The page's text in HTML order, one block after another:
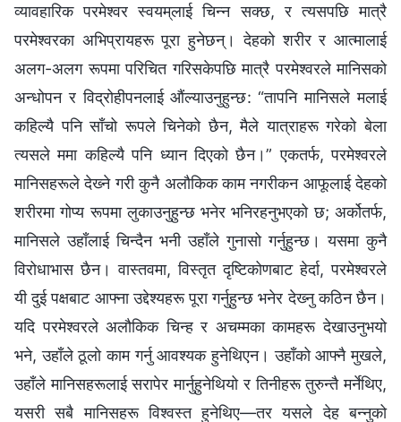
व्यावहारिक परमेश्‍वर स्वयम्‌लाई चिन्‍न सक्छ, र त्यसपछि मात्रै
परमेश्‍वरका अभिप्रायहरू पूरा हुनेछन्। देहको शरीर र आत्मालाई
अलग-अलग रूपमा परिचित गरिसकेपछि मात्रै परमेश्‍वरले मानिसको
अन्धोपन र विद्रोहीपनलाई औंल्याउनुहुन्छ: “तापनि मानिसले मलाई
कहिल्यै पनि साँचो रूपले चिनेको छैन, मैले यात्राहरू गरेको बेला
त्यसले ममा कहिल्यै पनि ध्यान दिएको छैन।” एकतर्फ, परमेश्‍वरले
मानिसहरूले देख्‍ने गरी कुनै अलौकिक काम नगरीकन आफूलाई देहको
शरीरमा गोप्य रूपमा लुकाउनुहुन्छ भनेर भनिरहनुभएको छ; अर्कोतर्फ,
मानिसले उहाँलाई चिन्दैन भनी उहाँले गुनासो गर्नुहुन्छ। यसमा कुनै
विरोधाभास छैन। वास्तवमा, विस्तृत दृष्टिकोणबाट हेर्दा, परमेश्‍वरले
यी दुई पक्षबाट आफ्‍ना उद्देश्यहरू पूरा गर्नुहुन्छ भनेर देख्‍नु कठिन छैन।
यदि परमेश्‍वरले अलौकिक चिन्‍ह र अचम्‍मका कामहरू देखाउनुभयो
भने, उहाँले ठूलो काम गर्नु आवश्यक हुनेथिएन। उहाँको आफ्‍नै मुखले,
उहाँले मानिसहरूलाई सरापेर मार्नुहुनेथियो र तिनीहरू तुरुन्तै मर्नेथिए,
यसरी सबै मानिसहरू विश्‍वस्त हुनेथिए—तर यसले देह बन्‍नुको